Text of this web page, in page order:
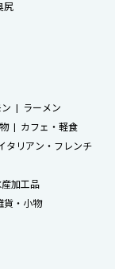
尻
ラーメン
カフェ・軽食
タリアン・フレンチ
加工品
貨・小物